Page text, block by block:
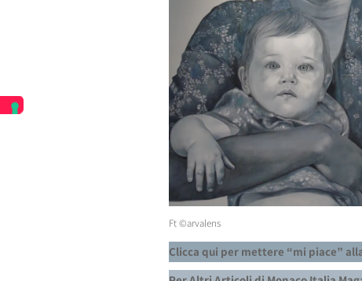
Ft ©arvalens
Clicca qui per mettere “mi piace”